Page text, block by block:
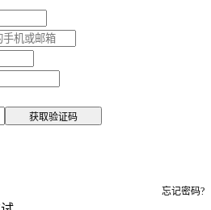
获取验证码
忘记密码?